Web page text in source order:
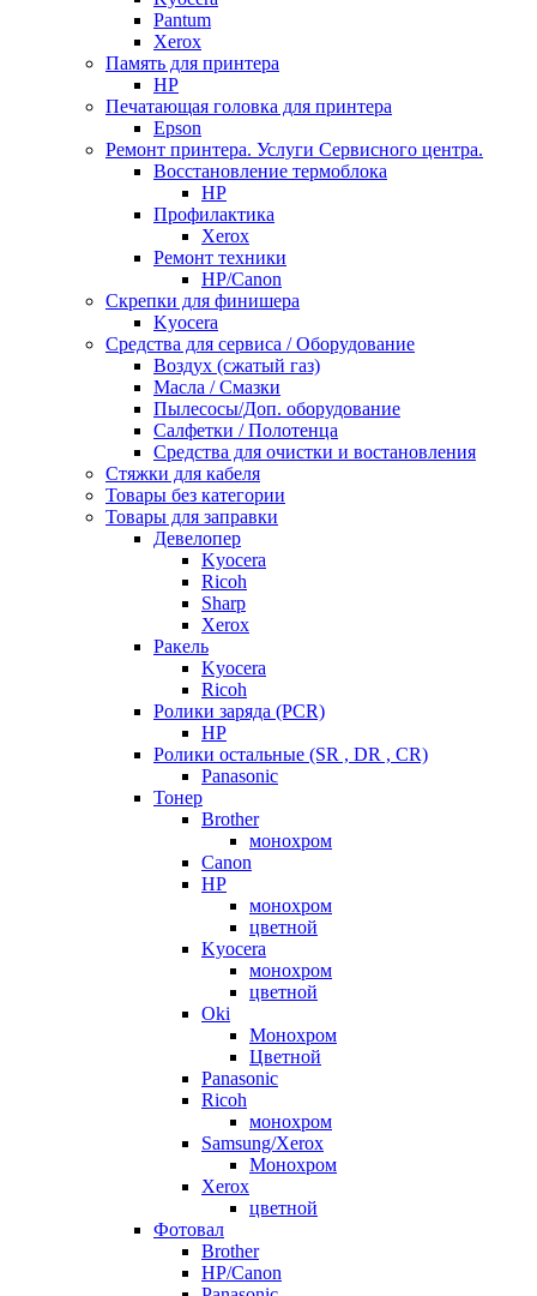
Pantum
Xerox
Память для принтера
HP
Печатающая головка для принтера
Epson
Ремонт принтера. Услуги Сервисного центра.
Восстановление термоблока
HP
Профилактика
Xerox
Ремонт техники
HP/Canon
Скрепки для финишера
Kyocera
Средства для сервиса / Оборудование
Воздух (сжатый газ)
Масла / Смазки
Пылесосы/Доп. оборудование
Салфетки / Полотенца
Средства для очистки и востановления
Стяжки для кабеля
Товары без категории
Товары для заправки
Девелопер
Kyocera
Ricoh
Sharp
Xerox
Ракель
Kyocera
Ricoh
Ролики заряда (PCR)
HP
Ролики остальные (SR , DR , CR)
Panasonic
Тонер
Brother
монохром
Canon
HP
монохром
цветной
Kyocera
монохром
цветной
Oki
Монохром
Цветной
Panasonic
Ricoh
монохром
Samsung/Xerox
Монохром
Xerox
цветной
Фотовал
Brother
HP/Canon